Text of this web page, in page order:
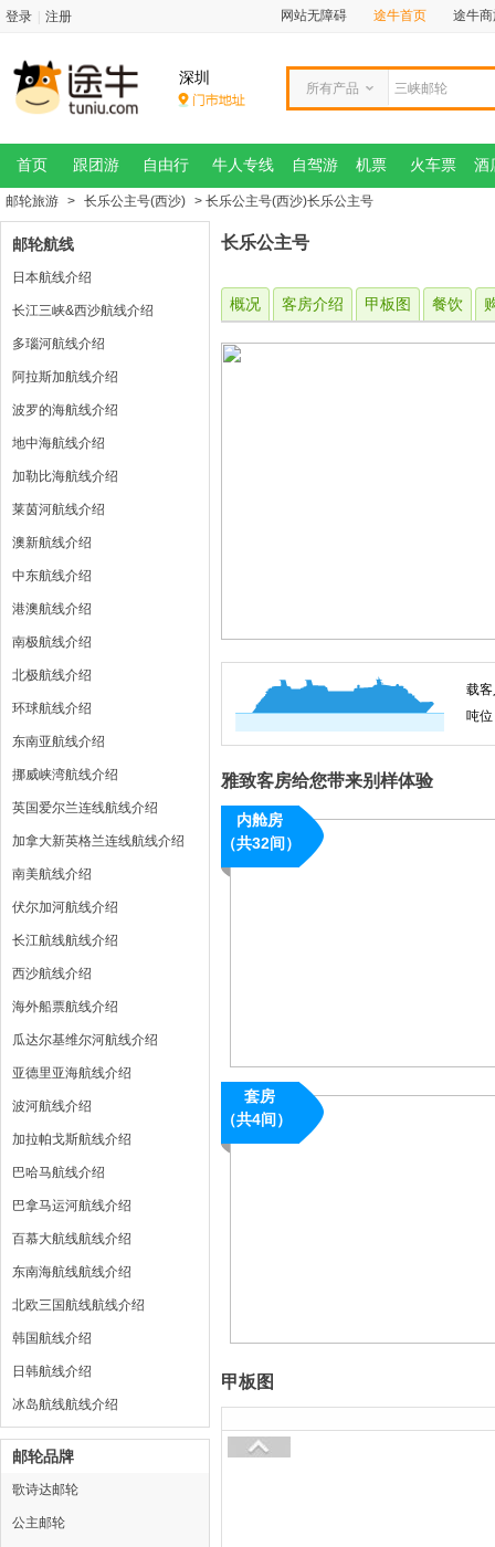
登录 注册 网站无障碍 途牛首页 途牛
深圳
所有产品
首页 跟团游 自由行 牛人专线 自驾游 机票 火车票 酒
邮轮旅游 > 长乐公主号(西沙) > 长乐公主号(西沙)长乐公主号
邮轮航线
日本航线介绍
长江三峡&西沙航线介绍
多瑙河航线介绍
阿拉斯加航线介绍
波罗的海航线介绍
地中海航线介绍
加勒比海航线介绍
莱茵河航线介绍
澳新航线介绍
中东航线介绍
港澳航线介绍
南极航线介绍
北极航线介绍
环球航线介绍
东南亚航线介绍
挪威峡湾航线介绍
英国爱尔兰连线航线介绍
加拿大新英格兰连线航线介绍
南美航线介绍
伏尔加河航线介绍
长江航线航线介绍
西沙航线介绍
海外船票航线介绍
瓜达尔基维尔河航线介绍
亚德里亚海航线介绍
波河航线介绍
加拉帕戈斯航线介绍
巴哈马航线介绍
巴拿马运河航线介绍
百慕大航线航线介绍
东南海航线航线介绍
北欧三国航线航线介绍
韩国航线介绍
日韩航线介绍
冰岛航线航线介绍
邮轮品牌
歌诗达邮轮
公主邮轮
长乐公主号
概况 客房介绍 甲板图 餐饮
载
吨
雅致客房给您带来别样体验
内舱房
（共32间）
套房
（共4间）
甲板图